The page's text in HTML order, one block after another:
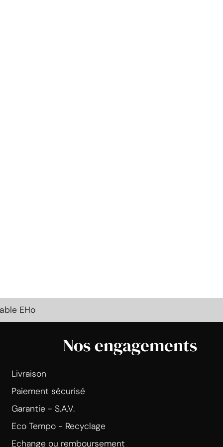
EHo
Nos engagements
Livraison
Paiement sécurisé
Garantie - S.A.V.
Eco Tempo - Recyclage
Echange ou remboursement